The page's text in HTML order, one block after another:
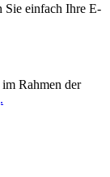
Sie einfach Ihre E-
Rahmen der